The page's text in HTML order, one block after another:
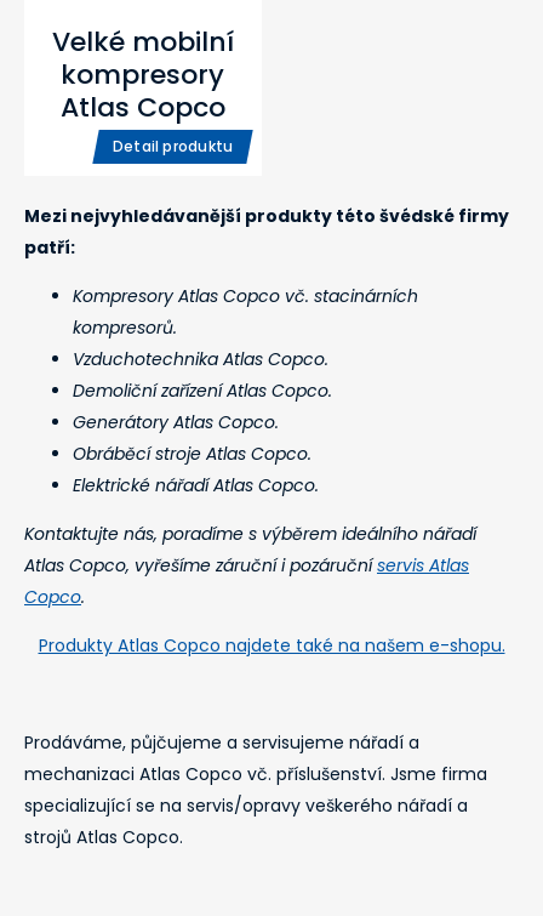
Velké mobilní
kompresory
Atlas Copco
Detail produktu
Mezi nejvyhledávanější produkty této švédské firmy
patří:
Kompresory Atlas Copco vč. stacinárních
kompresorů.
Vzduchotechnika Atlas Copco.
Demoliční zařízení Atlas Copco.
Generátory Atlas Copco.
Obráběcí stroje Atlas Copco.
Elektrické nářadí Atlas Copco.
Kontaktujte nás, poradíme s výběrem ideálního nářadí
Atlas Copco, vyřešíme záruční i pozáručníservis Atlas
Copco.
Produkty Atlas Copco najdete také na našem e-shopu.
Prodáváme, půjčujeme a servisujeme nářadí a
mechanizaci Atlas Copco vč. příslušenství. Jsme firma
specializující se na servis/opravy veškerého nářadí a
strojů Atlas Copco.